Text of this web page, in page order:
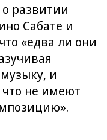
развитии
Сабате и
«едва ли они
и
что не имеют